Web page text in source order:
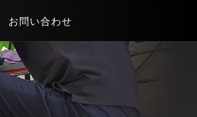
お問い合わせ